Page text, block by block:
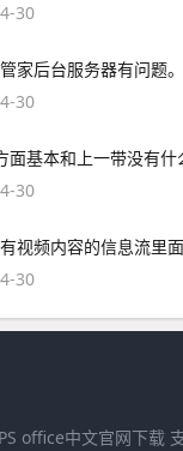
30
30
30
30
office中文官网下载